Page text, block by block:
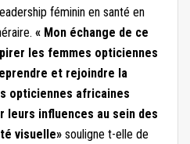
féminin en santé en
« Mon échange de ce
les femmes opticiennes
et rejoindre la
opticiennes africaines
leurs influences au sein des
visuelle» souligne t-elle de